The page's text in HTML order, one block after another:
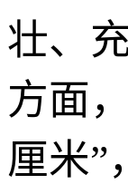
壮、
方面
厘米”